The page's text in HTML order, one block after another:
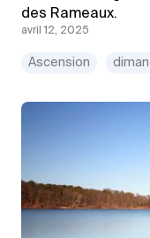
des Rameaux.
avril 12, 2025
Ascension